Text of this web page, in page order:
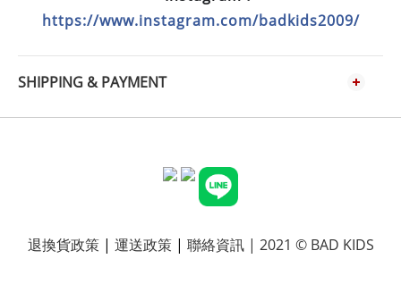
https://www.instagram.com/badkids2009/
SHIPPING & PAYMENT
退換貨政策 | 運送政策 | 聯絡資訊| 2021 © BAD KIDS